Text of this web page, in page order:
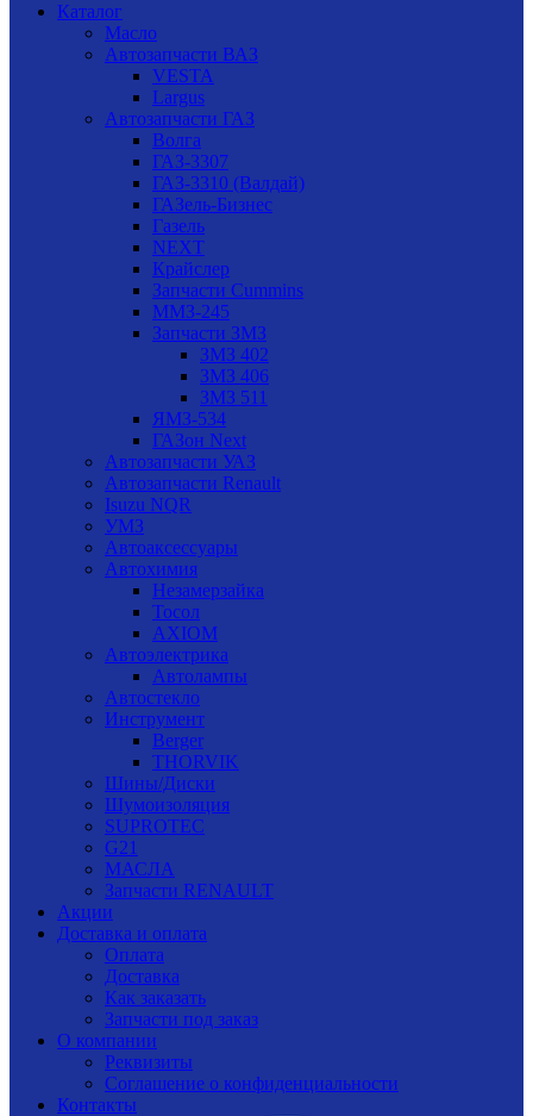
Каталог
Масло
Автозапчасти ВАЗ
VESTA
Largus
Автозапчасти ГАЗ
Волга
ГАЗ-3307
ГАЗ-3310 (Валдай)
ГАЗель-Бизнес
Газель
NEXT
Крайслер
Запчасти Cummins
ММЗ-245
Запчасти ЗМЗ
ЗМЗ 402
ЗМЗ 406
ЗМЗ 511
ЯМЗ-534
ГАЗон Next
Автозапчасти УАЗ
Автозапчасти Renault
Isuzu NQR
УМЗ
Автоаксессуары
Автохимия
Незамерзайка
Тосол
AXIOM
Автоэлектрика
Автолампы
Автостекло
Инструмент
Berger
THORVIK
Шины/Диски
Шумоизоляция
SUPROTEC
G21
МАСЛА
Запчасти RENAULT
Акции
Доставка и оплата
Оплата
Доставка
Как заказать
Запчасти под заказ
О компании
Реквизиты
Соглашение о конфиденциальности
Контакты